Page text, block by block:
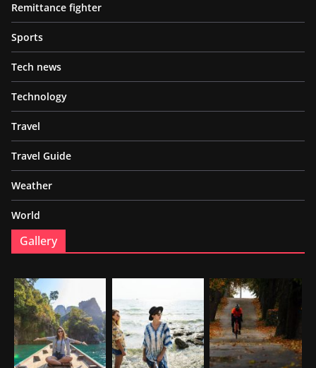
Remittance fighter
Sports
Tech news
Technology
Travel
Travel Guide
Weather
World
Gallery